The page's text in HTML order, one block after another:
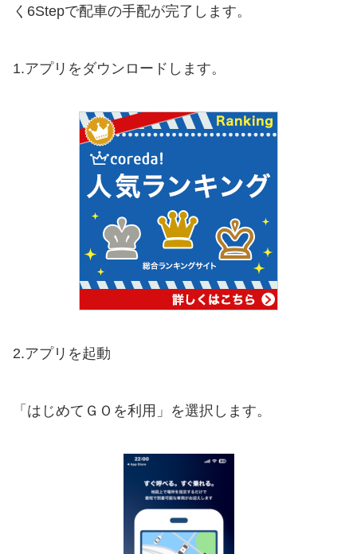
く6Stepで配車の手配が完了します。
1.アプリをダウンロードします。
2.アプリを起動
「はじめてＧＯを利用」を選択します。